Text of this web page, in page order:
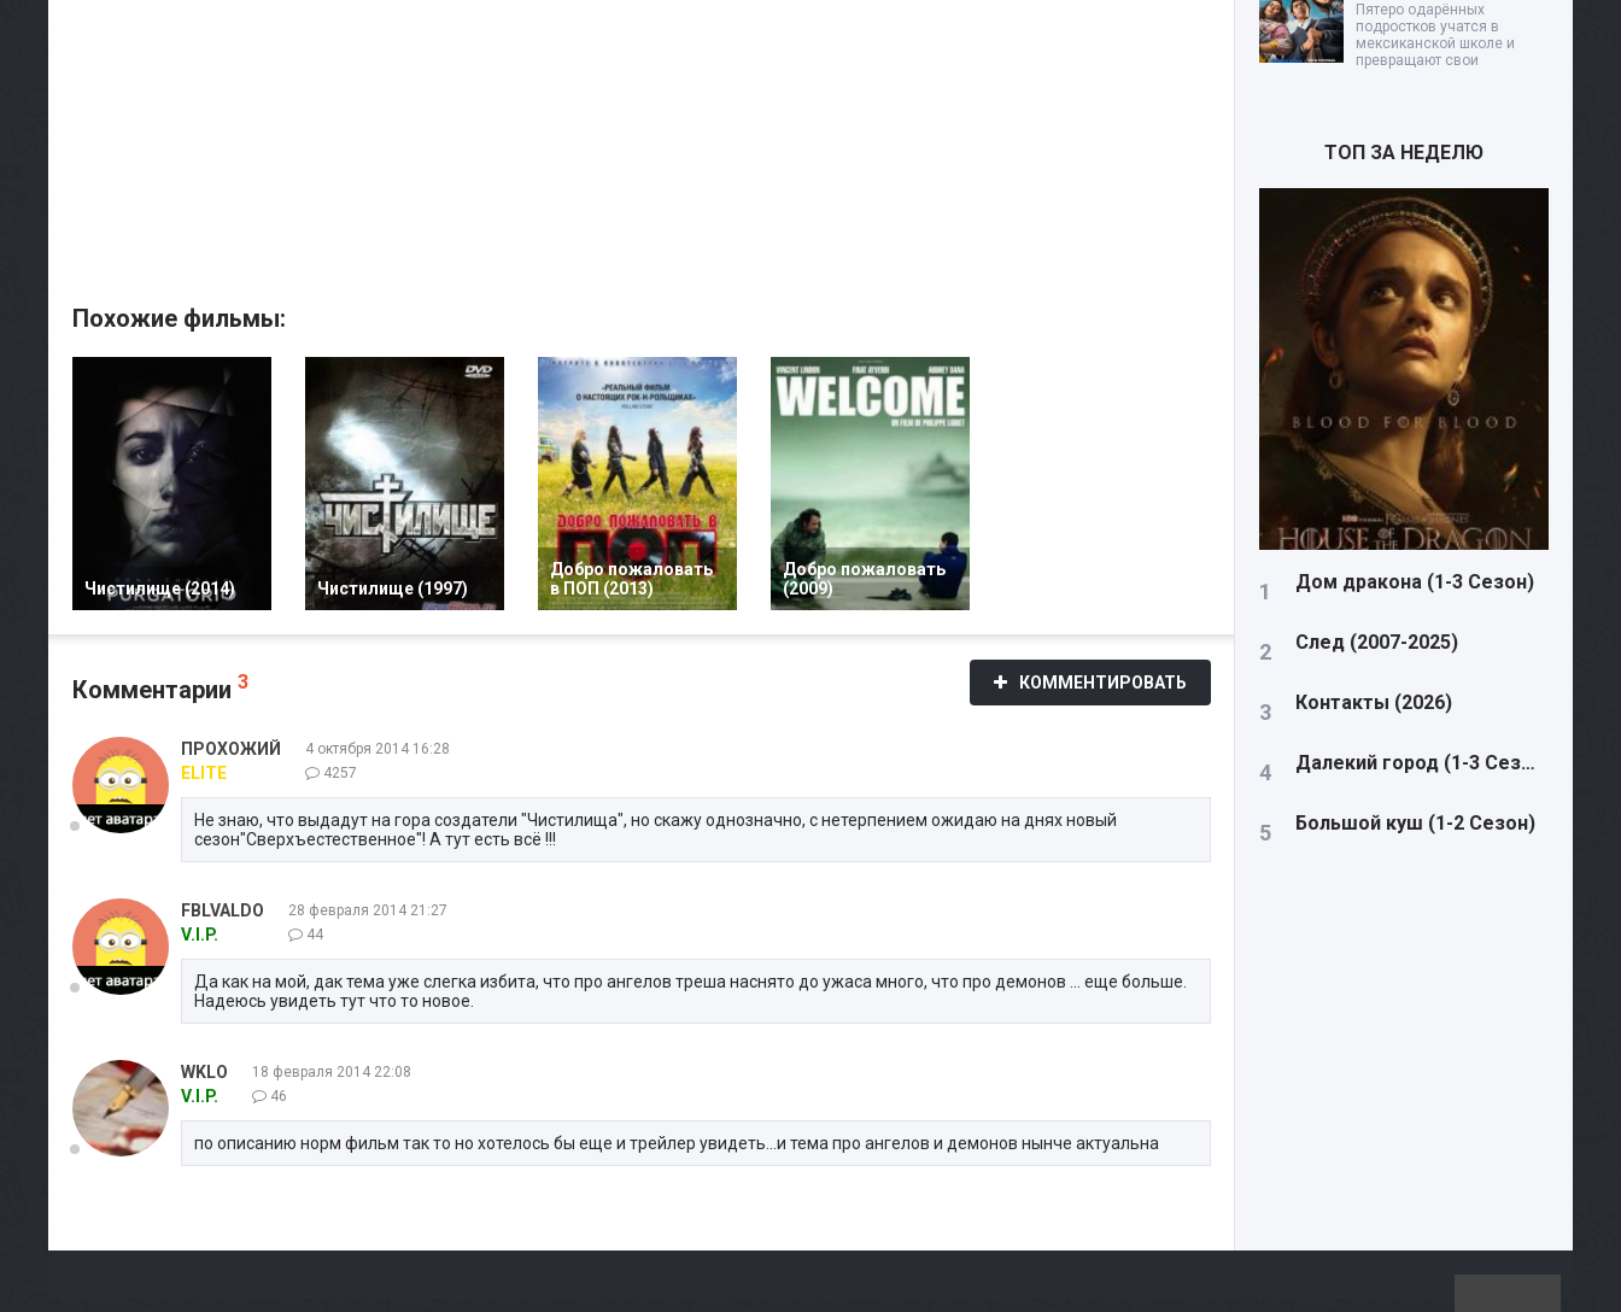
Похожие фильмы:
Чистилище (2014) Чистилище (1997)
Добро пожаловать
в ПОП (2013)
Добро пожаловать
(2009)
Комментарии 3 КОММЕНТИРОВАТЬ
ПРОХОЖИЙ
ELITE
4 октября 2014 16:28
4257
Не знаю, что выдадут на гора создатели "Чистилища", но скажу однозначно, с нетерпением ожидаю на днях новый
сезон"Сверхъестественное"! А тут есть всё !!!
FBLVALDO
V.I.P.
28 февраля 2014 21:27
44
Да как на мой, дак тема уже слегка избита, что про ангелов треша наснято до ужаса много, что про демонов ... еще больше.
Надеюсь увидеть тут что то новое.
WKLO
V.I.P.
18 февраля 2014 22:08
46
по описанию норм фильм так то но хотелось бы еще и трейлер увидеть...и тема про ангелов и демонов нынче актуальна
Пятеро одарённых
подростков учатся в
мексиканской школе и
превращают свои
ТОП ЗА НЕДЕЛЮ
Дом дракона (1-3 Сезон)
След (2007-2025)
Контакты (2026)
Далекий город (1-3 Сезон)
Большой куш (1-2 Сезон)